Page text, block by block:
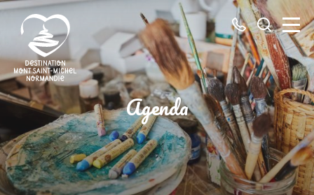
Destination
Mont
Saint-
Michel
Normandie
Tous
les
numéros
ici
Je
Agenda